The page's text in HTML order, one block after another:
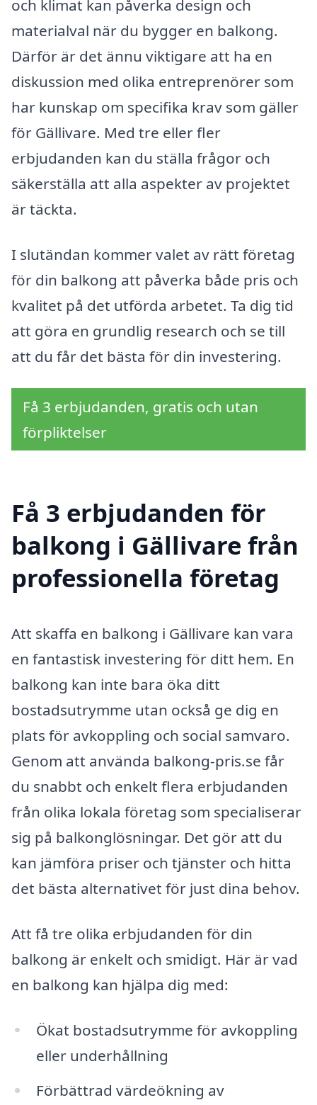
och klimat kan påverka design och
materialval när du bygger en balkong.
Därför är det ännu viktigare att ha en
diskussion med olika entreprenörer som
har kunskap om specifika krav som gäller
för Gällivare. Med tre eller fler
erbjudanden kan du ställa frågor och
säkerställa att alla aspekter av projektet
är täckta.
I slutändan kommer valet av rätt företag
för din balkong att påverka både pris och
kvalitet på det utförda arbetet. Ta dig tid
att göra en grundlig research och se till
att du får det bästa för din investering.
Få 3 erbjudanden, gratis och utan
förpliktelser
Få 3 erbjudanden för
balkong i Gällivare från
professionella företag
Att skaffa en balkong i Gällivare kan vara
en fantastisk investering för ditt hem. En
balkong kan inte bara öka ditt
bostadsutrymme utan också ge dig en
plats för avkoppling och social samvaro.
Genom att använda balkong-pris.se får
du snabbt och enkelt flera erbjudanden
från olika lokala företag som specialiserar
sig på balkonglösningar. Det gör att du
kan jämföra priser och tjänster och hitta
det bästa alternativet för just dina behov.
Att få tre olika erbjudanden för din
balkong är enkelt och smidigt. Här är vad
en balkong kan hjälpa dig med:
Ökat bostadsutrymme för avkoppling
eller underhållning
Förbättrad värdeökning av